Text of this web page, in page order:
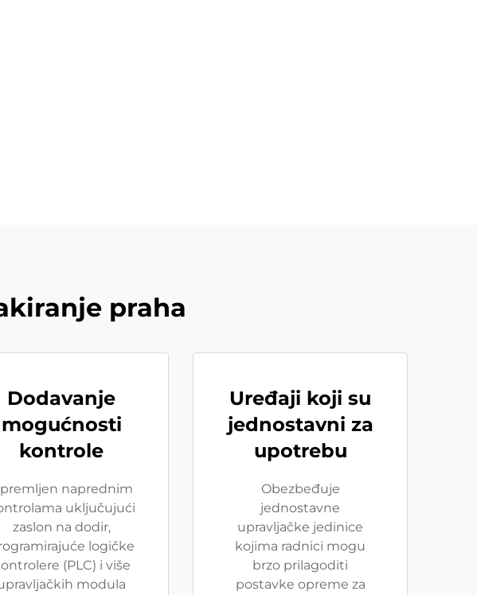
praha
Dodavanje
mogućnosti
kontrole
naprednim
uključujući
zaslon na dodir,
logičke
(PLC) i više
modula
Uređaji koji su
jednostavni za
upotrebu
Obezbeđuje
jednostavne
upravljačke jedinice
kojima radnici mogu
brzo prilagoditi
postavke opreme za